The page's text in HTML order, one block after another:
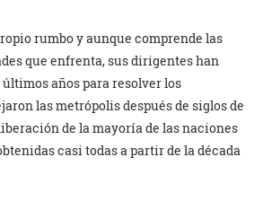
rumbo y aunque comprende las
que enfrenta, sus dirigentes han
últimos años para resolver los
las metrópolis después de siglos de
de la mayoría de las naciones
casi todas a partir de la década